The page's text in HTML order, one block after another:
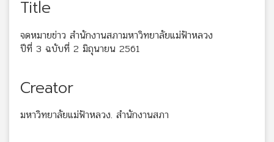
Title
จดหมายข่าว สำนักงานสภามหาวิทยาลัยแม่ฟ้าหลวง
ปีที่ 3 ฉบับที่ 2 มิถุนายน 2561
Creator
มหาวิทยาลัยแม่ฟ้าหลวง. สำนักงานสภา